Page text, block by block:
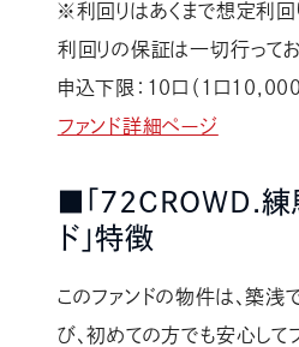
※利回りはあくまで想定利回
利回りの保証は一切行って
申込下限：10口（1口10,000
ファンド詳細ページ
■「72CROWD.練
ド」特徴
このファンドの物件は、築
び、初めての方でも安心して